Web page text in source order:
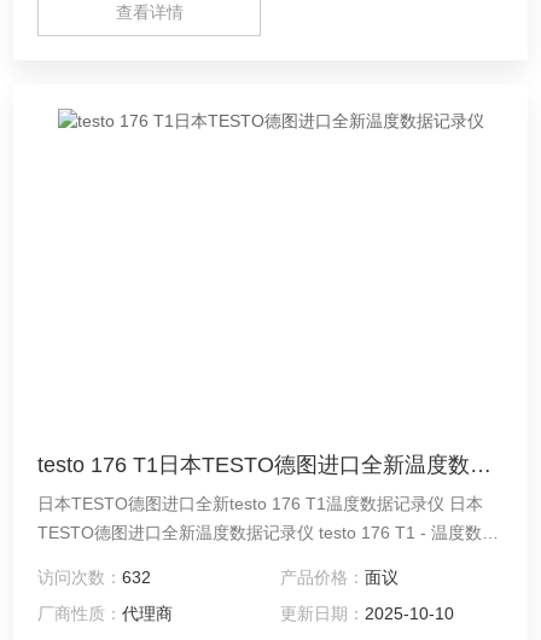
查看详情
testo 176 T1日本TESTO德图进口全新温度数据记录仪
日本TESTO德图进口全新testo 176 T1温度数据记录仪 日本
TESTO德图进口全新温度数据记录仪 testo 176 T1 - 温度数据
访问次数：632 产品价格： 面议
厂商性质：代理商 更新日期： 2025-10-10